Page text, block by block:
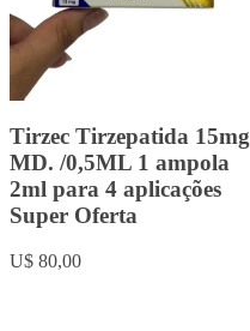
Landerlan Gold Testenat
Depot Enantato de
Testosterona 250mg com
10ml
U$ 18,00